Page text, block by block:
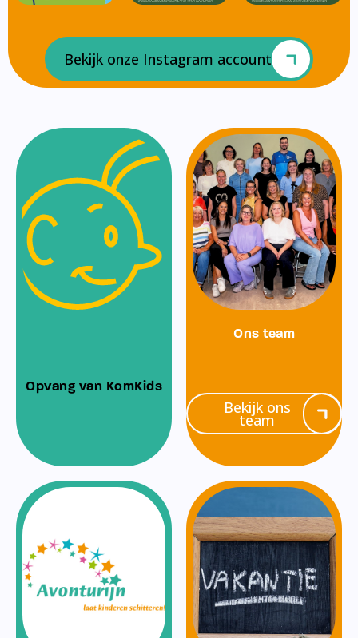
Bekijk onze Instagram account
Opvang van KomKids
Ons team
Bekijk ons
team